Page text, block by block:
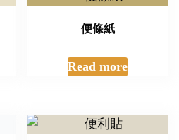
便條紙
Read more